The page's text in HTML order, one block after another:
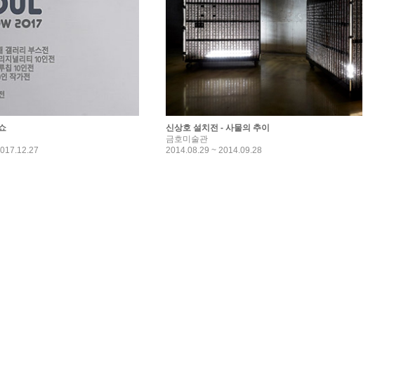
신상호 설치전 - 사물의 추이
금호미술관
2014.08.29 ~ 2014.09.28